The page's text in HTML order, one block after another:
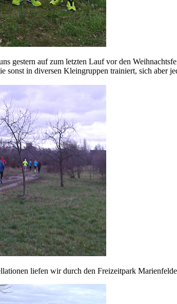
gestern auf zum letzten Lauf vor den
sonst in diversen Kleingruppen trainiert, sich
liefen wir durch den Freizeitpark